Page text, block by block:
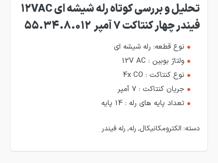
تحلیل و بررسی کوتاه رله شیشه ای 12VAC
فیندر چهار کنتاکت 7 آمپر 55.34.8.012
نوع قطعه: رله شیشه ای
ولتاژ بوبین : 12V AC
نوع کنتاکت : 4x CO
جریان کنتاکت : 7 آمپر
تعداد پایه های رله : 14 پایه
دسته: الکترومکانیکال, رله, رله فیندر